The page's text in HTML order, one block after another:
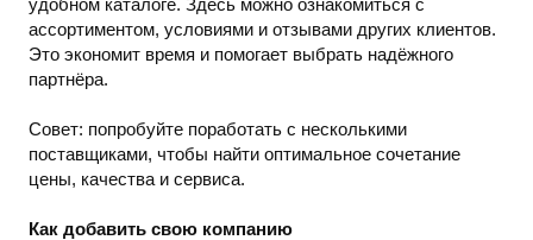
удобном каталоге. Здесь можно ознакомиться с
ассортиментом, условиями и отзывами других клиентов.
Это экономит время и помогает выбрать надёжного
партнёра.
Совет: попробуйте поработать с несколькими
поставщиками, чтобы найти оптимальное сочетание
цены, качества и сервиса.
Как добавить свою компанию